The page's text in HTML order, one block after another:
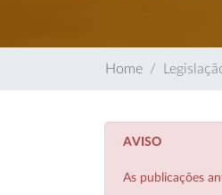
Home
AVISO
As publicações